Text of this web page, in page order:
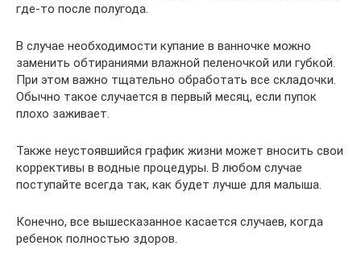
где-то после полугода.
В случае необходимости купание в ванночке можно
заменить обтираниями влажной пеленочкой или губкой.
При этом важно тщательно обработать все складочки.
Обычно такое случается в первый месяц, если пупок
плохо заживает.
Также неустоявшийся график жизни может вносить свои
коррективы в водные процедуры. В любом случае
поступайте всегда так, как будет лучше для малыша.
Конечно, все вышесказанное касается случаев, когда
ребенок полностью здоров.